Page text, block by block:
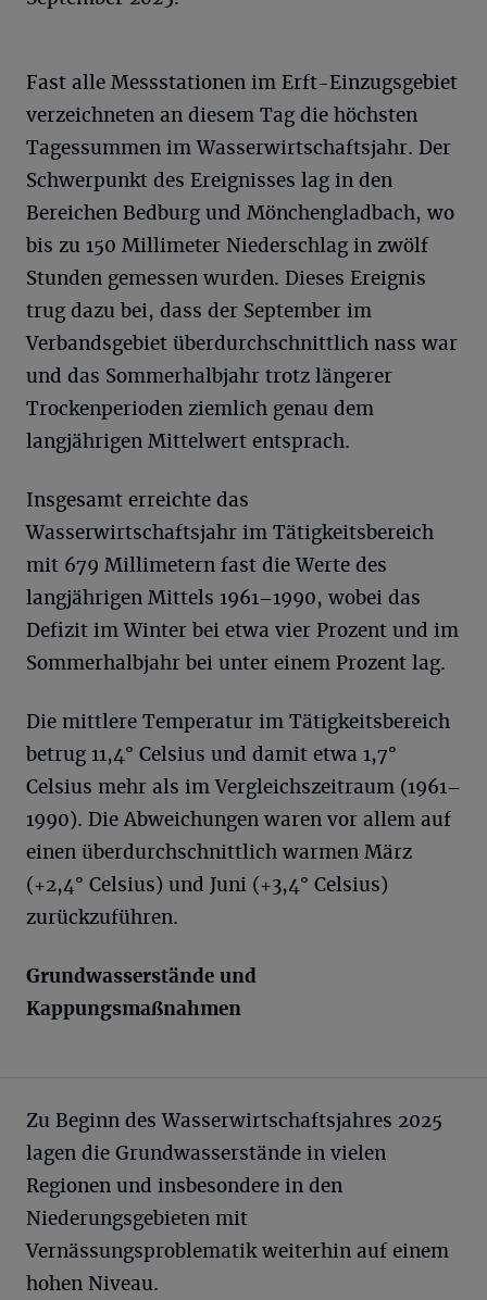
Fast alle Messstationen im Erft-Einzugsgebiet
verzeichneten an diesem Tag die höchsten
Tagessummen im Wasserwirtschaftsjahr. Der
Schwerpunkt des Ereignisses lag in den
Bereichen Bedburg und Mönchengladbach, wo
bis zu 150 Millimeter Niederschlag in zwölf
Stunden gemessen wurden. Dieses Ereignis
trug dazu bei, dass der September im
Verbandsgebiet überdurchschnittlich nass war
und das Sommerhalbjahr trotz längerer
Trockenperioden ziemlich genau dem
langjährigen Mittelwert entsprach.
Insgesamt erreichte das
Wasserwirtschaftsjahr im Tätigkeitsbereich
mit 679 Millimetern fast die Werte des
langjährigen Mittels 1961–1990, wobei das
Defizit im Winter bei etwa vier Prozent und im
Sommerhalbjahr bei unter einem Prozent lag.
Die mittlere Temperatur im Tätigkeitsbereich
betrug 11,4° Celsius und damit etwa 1,7°
Celsius mehr als im Vergleichszeitraum (1961–
1990). Die Abweichungen waren vor allem auf
einen überdurchschnittlich warmen März
(+2,4° Celsius) und Juni (+3,4° Celsius)
zurückzuführen.
Grundwasserstände und
Kappungsmaßnahmen
Zu Beginn des Wasserwirtschaftsjahres 2025
lagen die Grundwasserstände in vielen
Regionen und insbesondere in den
Niederungsgebieten mit
Vernässungsproblematik weiterhin auf einem
hohen Niveau.